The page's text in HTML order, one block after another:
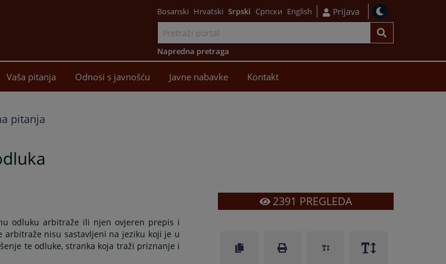
Bosanski Hrvatski Srpski Српски English Prijava
Napredna pretraga
Vaša pitanja Odnosi s javnošću Javne nabavke Kontakt
pitanja
odluku arbitraže ili njen ovjeren prepis i
nisu sastavljeni na jeziku koji je u
te odluke, stranka koja traži priznanje i
2391 PREGLEDA